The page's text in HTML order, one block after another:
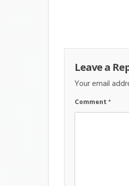
Leave a
Your email
Comment*